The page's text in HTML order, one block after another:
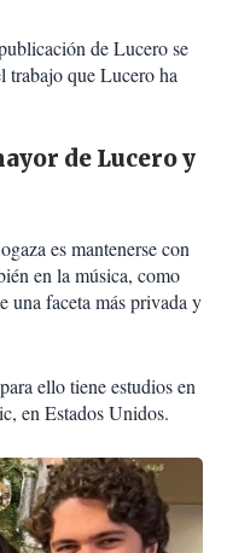
de Lucero se
trabajo que Lucero ha
de Lucero y
es mantenerse con
en la música, como
una faceta más privada y
ello tiene estudios en
en Estados Unidos.